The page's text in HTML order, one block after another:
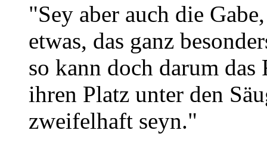
"Sey aber auch die
etwas, das ganz
so kann doch darum das
ihren Platz unter den
zweifelhaft seyn."